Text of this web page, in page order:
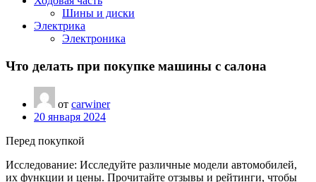
Шины и диски
Электрика
Электроника
Что делать при покупке машины с салона
от carwiner
20 января 2024
Перед покупкой
Исследование: Исследуйте различные модели автомобилей,
их функции и цены. Прочитайте отзывы и рейтинги, чтобы